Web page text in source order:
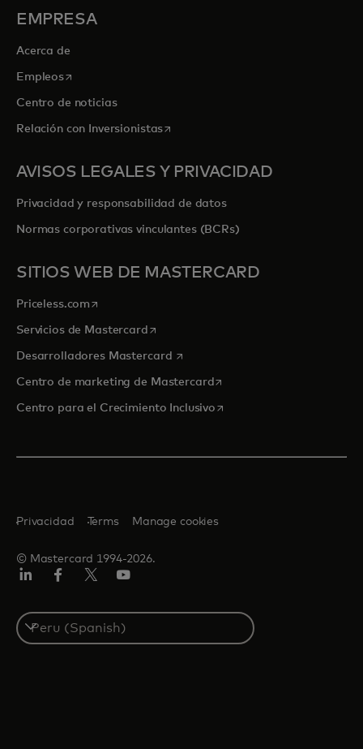
EMPRESA
Acerca de
Empleosse abre en una pestaña nueva
Centro de noticias
Relación con Inversionistasse abre en una pestaña nueva
AVISOS LEGALES Y PRIVACIDAD
Privacidad y responsabilidad de datos
Normas corporativas vinculantes (BCRs)
SITIOS WEB DE MASTERCARD
Priceless.com se abre en una pestaña nueva
Servicios de Mastercardse abre en una pestaña nueva
Desarrolladores Mastercard se abre en una pestaña nueva
Centro de marketing de Mastercardse abre en una pestaña
Centro para el Crecimiento Inclusivose abre en una pestaña
© Mastercard 1994-2026.
Privacidad Terms Manage cookies
Select
a
country